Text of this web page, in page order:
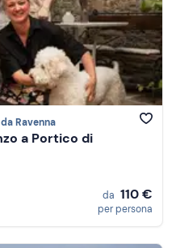
Ravenna
a Portico di
da 110 €
per persona